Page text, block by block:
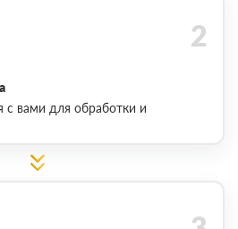
с вами для обработки и